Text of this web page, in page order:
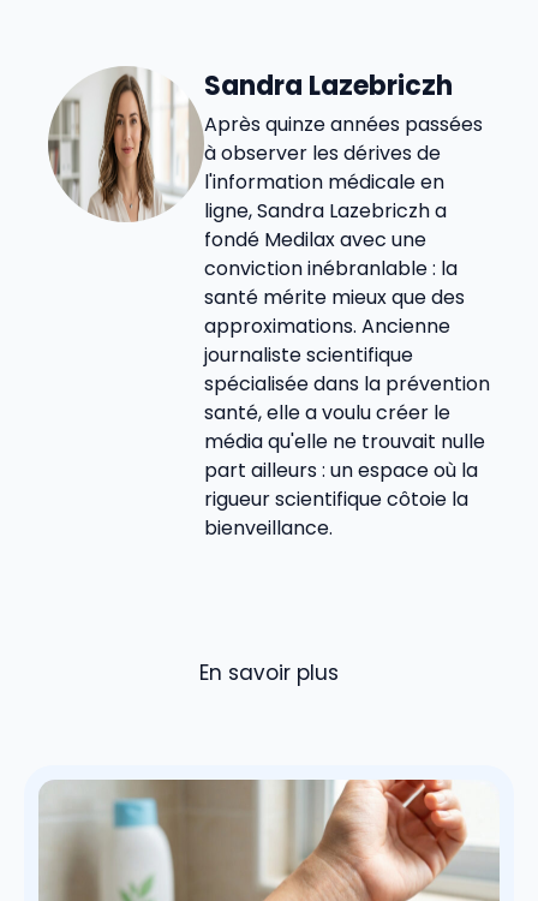
Sandra Lazebriczh
Après quinze années passées
à observer les dérives de
l'information médicale en
ligne, Sandra Lazebriczh a
fondé Medilax avec une
conviction inébranlable : la
santé mérite mieux que des
approximations. Ancienne
journaliste scientifique
spécialisée dans la prévention
santé, elle a voulu créer le
média qu'elle ne trouvait nulle
part ailleurs : un espace où la
rigueur scientifique côtoie la
bienveillance.
En savoir plus